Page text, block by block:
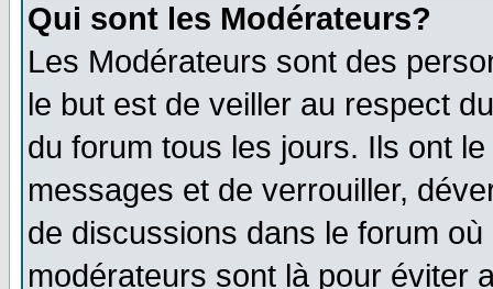
Qui sont les Modérateurs?
Les Modérateurs sont des
le but est de veiller au respect
du forum tous les jours. Ils ont
messages et de verrouiller,
de discussions dans le forum
modérateurs sont là pour éviter